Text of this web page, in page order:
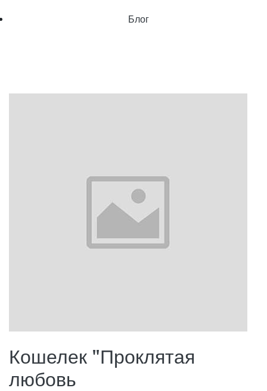
Блог
Кошелек "Проклятая
любовь